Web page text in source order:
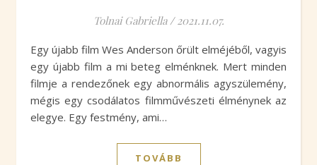
Tolnai Gabriella / 2021.11.07.
Egy újabb film Wes Anderson őrült elméjéből, vagyis
egy újabb film a mi beteg elménknek. Mert minden
filmje a rendezőnek egy abnormális agyszülemény,
mégis egy csodálatos filmművészeti élménynek az
elegye. Egy festmény, ami…
TOVÁBB